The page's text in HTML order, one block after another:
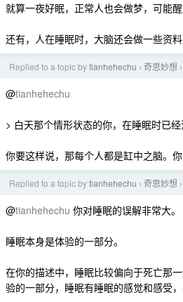
就算一夜好眠，正常人也会做梦，可能
还有，人在睡眠时，大脑还会做一些资
Replied to a topic bytianhehechu › 奇思妙想 ›
@tianhehechu
> 白天那个情形状态的你，在睡眠时已
你要这样说，那每个人都是缸中之脑。
Replied to a topic bytianhehechu › 奇思妙想 ›
@tianhehechu 你对睡眠的误解非常大。
睡眠本身是体验的一部分。
在你的描述中，睡眠比较偏向于死亡那
验的一部分，睡眠有睡眠的感觉和感受，